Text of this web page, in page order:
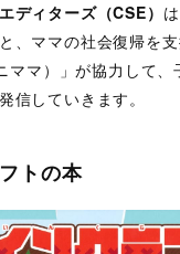
ディターズ（CSE）
、ママの社会復帰を
ママ）」が協力して
信していきます。
トの本